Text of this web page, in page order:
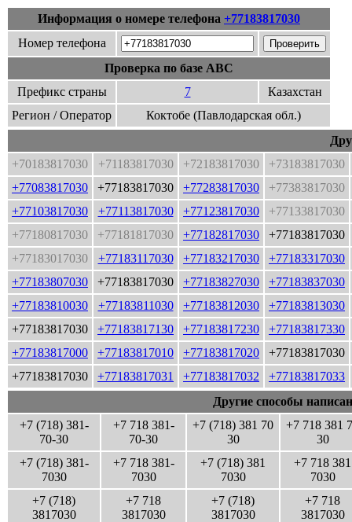
Информация о номере телефона +77183817030
Номер телефона
Проверка по базе ABC
Префикс страны
7
Казахстан
Регион / Оператор
Коктобе (Павлодарская обл.)
+70183817030
+71183817030 +72183817030
+73183817030
+77083817030
+77183817030 +77283817030
+77383817030
+77103817030
+77113817030 +77123817030
+77133817030
+77180817030
+77181817030 +77182817030
+77183817030
+77183017030
+77183117030 +77183217030
+77183317030
+77183807030
+77183817030 +77183827030
+77183837030
+77183810030
+77183811030 +77183812030
+77183813030
+77183817030
+77183817130 +77183817230
+77183817330
+77183817000
+77183817010 +77183817020
+77183817030
+77183817030
+77183817031 +77183817032
+77183817033
Другие способы
+7 (718) 381-
70-30
+7 718 381-
70-30
+7 (718) 381 70
30
+7 718 381
30
+7 (718) 381-
7030
+7 718 381-
7030
+7 (718) 381
7030
+7 718 381
7030
+7 (718)
3817030
+7 718
3817030
+7 (718)
3817030
+7 718
3817030